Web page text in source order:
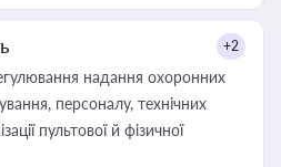
+2
надання охоронних
персоналу, технічних
пультової й фізичної